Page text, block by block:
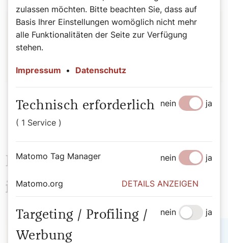
Autor:
Das könnte Sie auch
interessieren
zulassen möchten. Bitte beachten Sie, dass auf
Basis Ihrer Einstellungen womöglich nicht mehr
alle Funktionalitäten der Seite zur Verfügung
stehen.
Impressum • Datenschutz
Technisch erforderlich
( 1 Service )
nein ja
Matomo Tag Manager nein ja
Matomo.org DETAILS ANZEIGEN
Targeting / Profiling /
Werbung
nein ja